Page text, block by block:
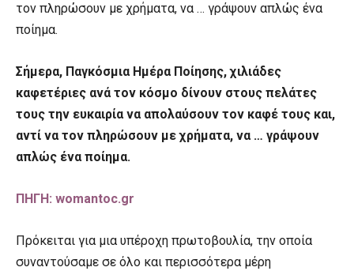
τον πληρώσουν με χρήματα, να … γράψουν απλώς ένα
ποίημα.
Σήμερα, Παγκόσμια Ημέρα Ποίησης, χιλιάδες
καφετέριες ανά τον κόσμο δίνουν στους πελάτες
τους την ευκαιρία να απολαύσουν τον καφέ τους και,
αντί να τον πληρώσουν με χρήματα, να … γράψουν
απλώς ένα ποίημα.
ΠΗΓΗ: womantoc.gr
Πρόκειται για μια υπέροχη πρωτοβουλία, την οποία
συναντούσαμε σε όλο και περισσότερα μέρη